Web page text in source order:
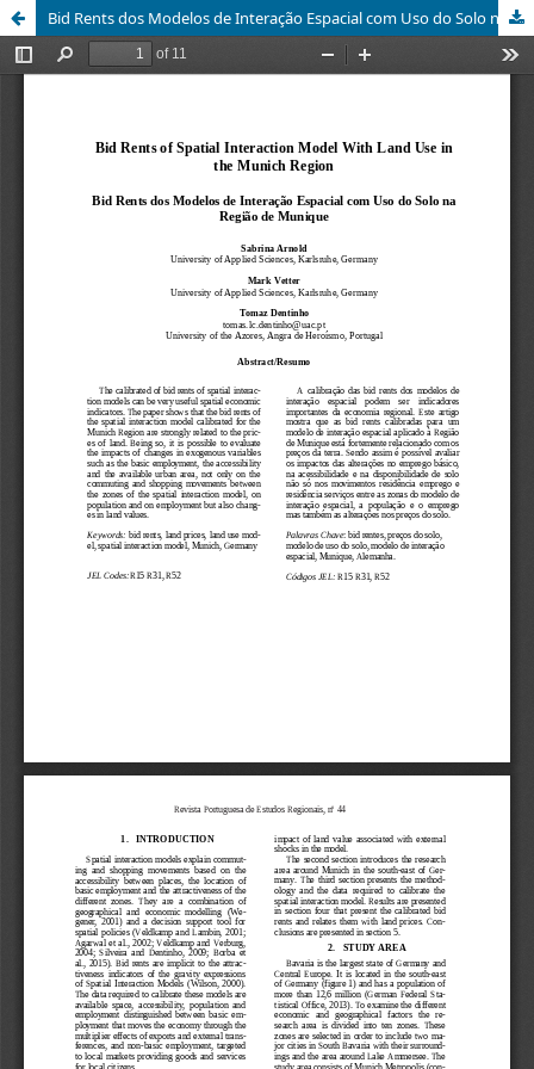
Bid Rents dos Modelos de Interação Espacial com Uso do Solo na Região de Munique